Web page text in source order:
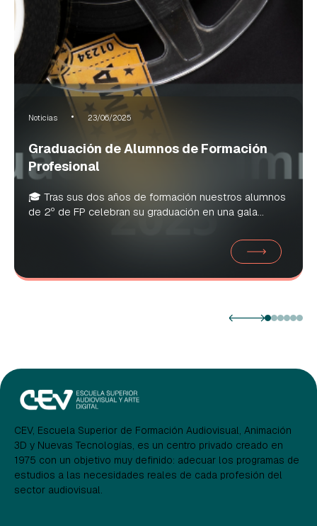
Noticias 23/06/2025
Graduación de Alumnos de Formación
Profesional
🎓 Tras sus dos años de formación nuestros alumnos
de 2º de FP celebran su graduación en una gala...
CEV, Escuela Superior de Formación Audiovisual, Animación
3D y Nuevas Tecnologías, es un centro privado creado en
1975 con un objetivo muy definido: adecuar los programas de
estudios a las necesidades reales de cada profesión del
sector audiovisual.